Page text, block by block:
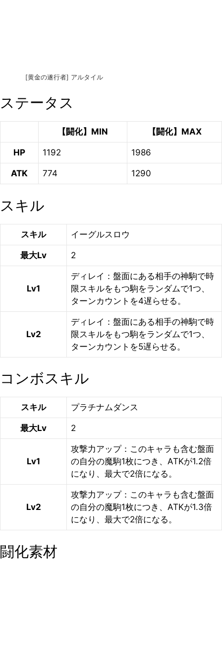
[黄金の遂行者] アルタイル
ステータス
【闘化】MIN 【闘化】MAX
HP 1192 1986
ATK 774 1290
スキル
スキル イーグルスロウ
最大Lv 2
Lv1
ディレイ：盤面にある相手の神駒で時
限スキルをもつ駒をランダムで1つ、
ターンカウントを4遅らせる。
Lv2
ディレイ：盤面にある相手の神駒で時
限スキルをもつ駒をランダムで1つ、
ターンカウントを5遅らせる。
コンボスキル
スキル プラチナムダンス
最大Lv 2
Lv1
攻撃力アップ：このキャラも含む盤面
の自分の魔駒1枚につき、ATKが1.2倍
になり、最大で2倍になる。
Lv2
攻撃力アップ：このキャラも含む盤面
の自分の魔駒1枚につき、ATKが1.3倍
になり、最大で2倍になる。
闘化素材